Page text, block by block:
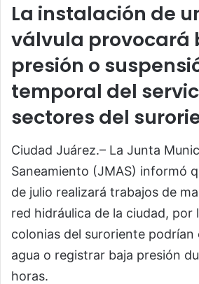
La instalación de
válvula provocará
presión o
temporal del
sectores del
Ciudad Juárez.– La Junta
Saneamiento (JMAS) informó
de julio realizará trabajos de
red hidráulica de la ciudad, por
colonias del suroriente podrían
agua o registrar baja presión
horas.